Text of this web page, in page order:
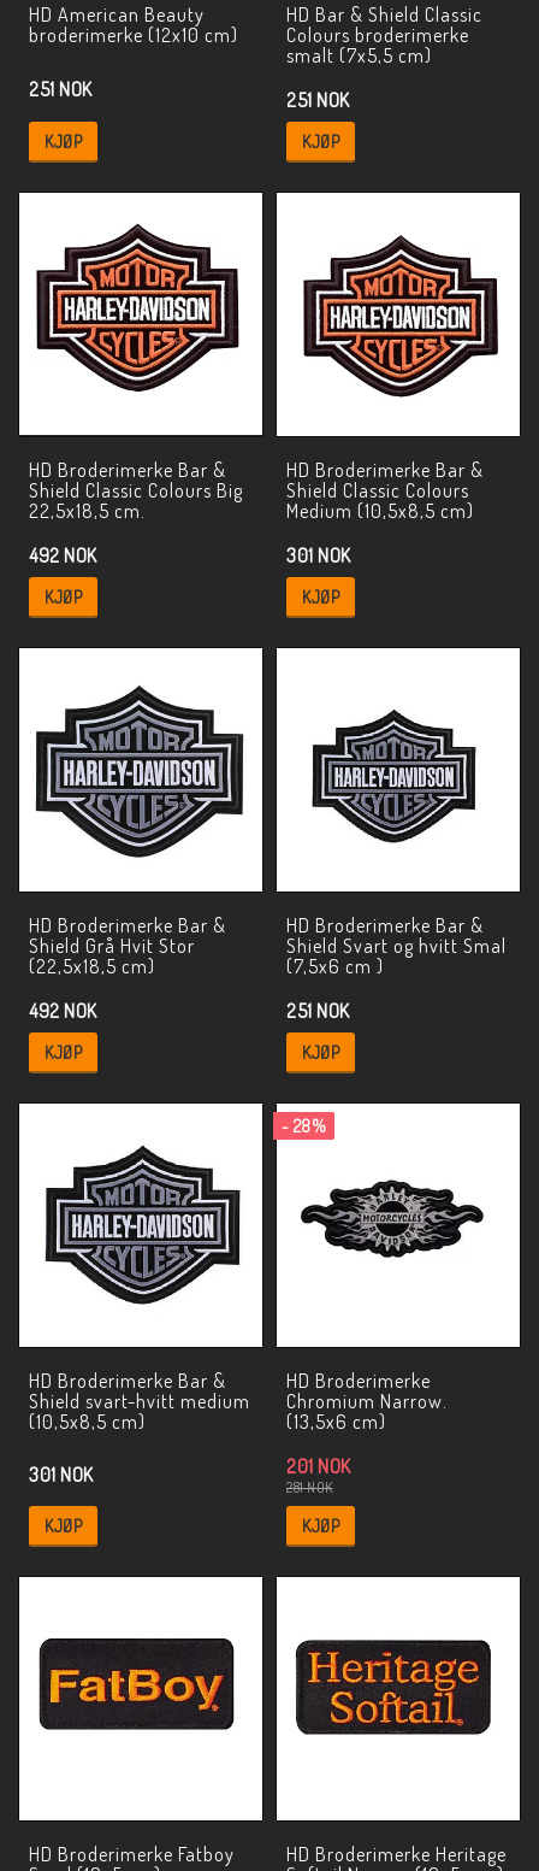
HD American Beauty
broderimerke (12x10 cm)
251 NOK
KJØP
HD Bar & Shield Classic
Colours broderimerke
smalt (7x5,5 cm)
251 NOK
KJØP
HD Broderimerke Bar &
Shield Classic Colours Big
22,5x18,5 cm.
492 NOK
KJØP
HD Broderimerke Bar &
Shield Classic Colours
Medium (10,5x8,5 cm)
301 NOK
KJØP
HD Broderimerke Bar &
Shield Grå Hvit Stor
(22,5x18,5 cm)
492 NOK
KJØP
HD Broderimerke Bar &
Shield Svart og hvitt Smal
(7,5x6 cm )
251 NOK
KJØP
HD Broderimerke Bar &
Shield svart-hvitt medium
(10,5x8,5 cm)
301 NOK
KJØP
- 28%
HD Broderimerke
Chromium Narrow.
(13,5x6 cm)
281 NOK
201 NOK
KJØP
HD Broderimerke Fatboy
HD Broderimerke Heritage